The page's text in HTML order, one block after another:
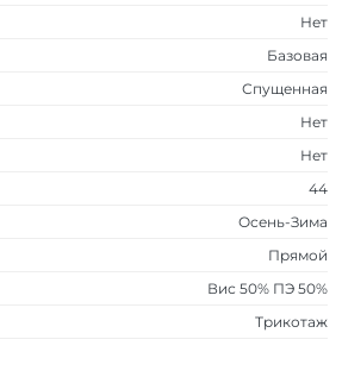
Нет
Базовая
Спущенная
Нет
Нет
44
Осень-Зима
Прямой
Вис 50% ПЭ 50%
Трикотаж